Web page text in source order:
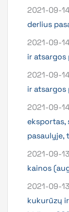
2021-09-
derlius
2021-09-
ir
2021-09-
ir
2021-09-
eksportas,
pasaulyje,
2021-09-
kainos
2021-09-
kukurūzų